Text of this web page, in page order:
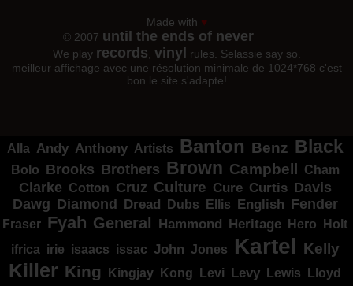
Made with ♥
© 2007 until the ends of never
We play records vinyl
rules. Selassie say so.
meilleur affichage avec une résolution minimale de 1024*768c'est
bon le site s'adapte!
Alla Andy Anthony Artists Banton Benz Black
Bolo Brooks Brothers Brown Campbell Cham
Clarke Cotton Cruz Culture Cure Curtis Davis
Dawg Diamond Dread Dubs Ellis English Fender
Fraser Fyah General Hammond Heritage Hero
Holt
ifrica irie isaacs issac John Jones Kartel Kelly
Killer King Kingjay Kong Levi Levy Lewis
Lloyd